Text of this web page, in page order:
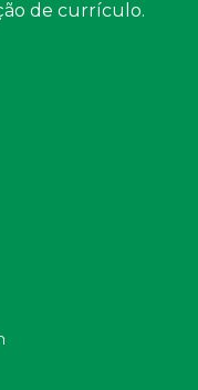
de currículo.